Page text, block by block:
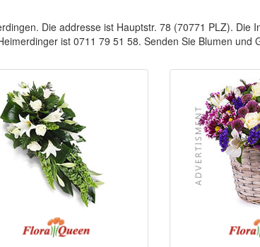
Die addresse ist Hauptstr. 78 (70771 PLZ).
ist 0711 79 51 58. Senden Sie Blumen